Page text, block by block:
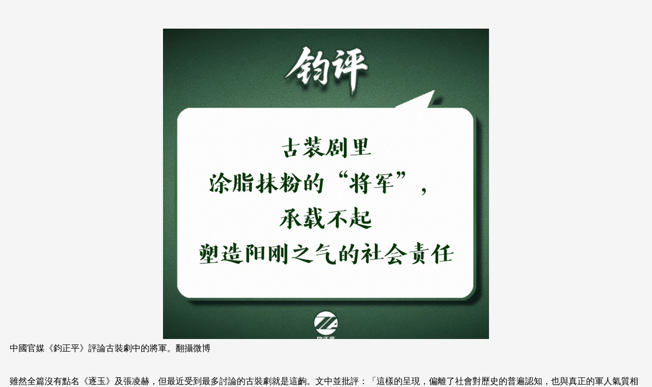
中國官媒《鈞正平》評論古裝劇中的將軍。翻攝微博
雖然全篇沒有點名《逐玉》及張凌赫，但最近受到最多討論的古裝劇就是這齣。文中並批評：「這樣的呈現，偏離了社會對歷史的普遍認知，也與真正的軍人氣質相